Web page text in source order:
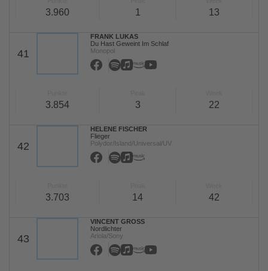
3.960 1 13
41
FRANK LUKAS
Du Hast Geweint Im Schlaf
Monopol
3.854 3 22
42
HELENE FISCHER
Flieger
Polydor/Island/Universal/UV
3.703 14 42
43
VINCENT GROSS
Nordlichter
Ariola/Sony